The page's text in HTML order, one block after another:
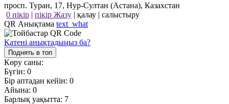
просп. Туран, 17, Нур-Султан (Астана), Казахстан
0 пікір | пікір Жазу | қалау | салыстыру
QR Анықтама text_what
Қатені анықтадыңыз ба?
Поднять в топ
Көру саны:
Бүгін: 0
Бір аптадан кейін: 0
Айына: 0
Барлық уақытта: 7